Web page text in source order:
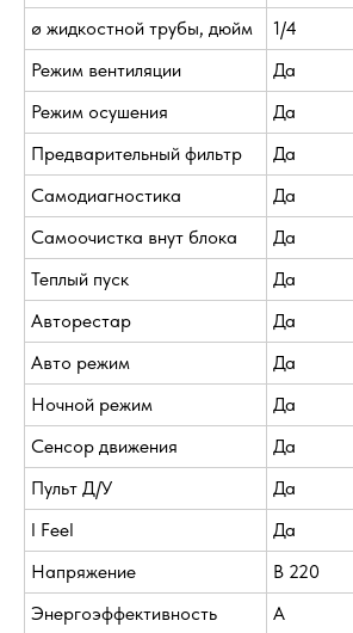
ø жидкостной трубы, дюйм
1/4
Режим вентиляции
Да
Режим осушения
Да
Предварительный фильтр
Да
Самодиагностика
Да
Самоочистка внут блока
Да
Теплый пуск
Да
Авторестар
Да
Авто режим
Да
Ночной режим
Да
Сенсор движения
Да
Пульт Д/У
Да
I Feel
Да
Напряжение
В 220
Энергоэффективность
A